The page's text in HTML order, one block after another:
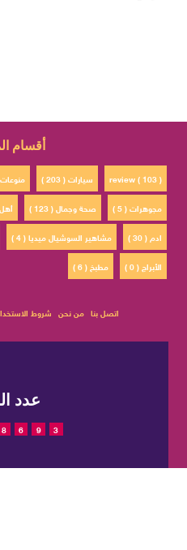
أقسام
منوعات ( سيارات ( 203 )
review ( 103 )
أهل صحة وجمال ( 123 )
مجوهرات ( 5 )
مشاهير السوشيال ميديا ( 4 )
ادم ( 30 )
مطبخ ( 6 )
الأبراج ( 0 )
شروط من نحن اتصل بنا
عدد
8 6 9 3